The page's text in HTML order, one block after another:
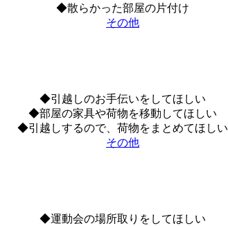
◆散らかった部屋の片付け
その他
◆引越しのお手伝いをしてほしい
◆部屋の家具や荷物を移動してほしい
◆引越しするので、荷物をまとめてほしい
その他
◆運動会の場所取りをしてほしい